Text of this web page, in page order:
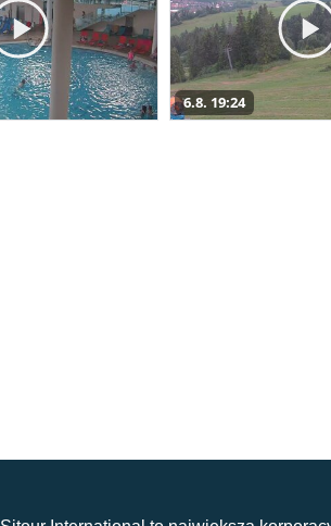
6.8. 19:24